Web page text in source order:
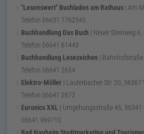
"Lesenswert" Buchladen am Rathaus | Am
Telefon 06631 7762345
Buchhandlung Das Buch | Neuer Steinweg 6
Telefon 06641 61443
Buchhandlung Lesezeichen | Bahnhofstraße
Telefon 06641 2654
Elektro-Möller | Lauterbacher Str. 20 36367
Telefon 06641 2672
Euronics XXL | Umgehungsstraße 45 36341
06641 969710